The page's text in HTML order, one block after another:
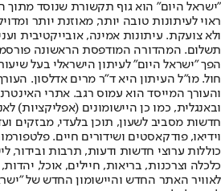
"ישראל היום" הוא גוף תקשורת שנוסד מתוך
ראוי לעיתונות טובה יותר, מאוזנת יותר
ולא צועקת. עיתונות אמינה, אובייקטיבית
הפך "ישראל היום" לעיתון הישראלי בעל
חול. מו"ל העיתון היא ד"ר מרים אדלסון.
והעורך המייסד הוא עמוס רגב. אתרי
חדשות מסביב לשעון, תוכן בלעדי, מבזקים
וידיאו, פודקאסטים ושידורים חיים.
כוללות ערוצי חדשות ודעות, תרבות ובידור,
לאוויר האתר החדש והיישומון החדש של